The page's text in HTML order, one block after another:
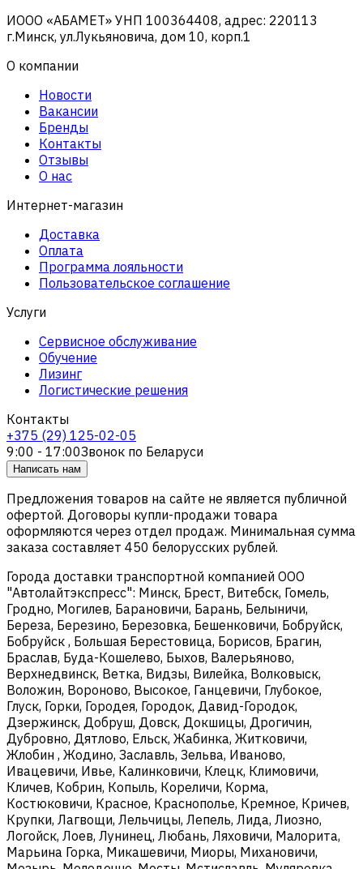
ИООО «АБАМЕТ» УНП 100364408, адрес: 220113
г.Минск, ул.Лукьяновича, дом 10, корп.1
О компании
Новости
Вакансии
Бренды
Контакты
Отзывы
О нас
Интернет-магазин
Доставка
Оплата
Программа лояльности
Пользовательское соглашение
Услуги
Сервисное обслуживание
Обучение
Лизинг
Логистические решения
Контакты
+375 (29) 125-02-05
9:00 - 17:00Звонок по Беларуси
Написать нам
Предложения товаров на сайте не является публичной
офертой. Договоры купли-продажи товара
оформляются через отдел продаж. Минимальная сумма
заказа составляет 450 белорусских рублей.
Города доставки транспортной компанией ООО
"Автолайтэкспресс": Минск, Брест, Витебск, Гомель,
Гродно, Могилев, Барановичи, Барань, Белыничи,
Береза, Березино, Березовка, Бешенковичи, Бобруйск,
Бобруйск , Большая Берестовица, Борисов, Брагин,
Браслав, Буда-Кошелево, Быхов, Валерьяново,
Верхнедвинск, Ветка, Видзы, Вилейка, Волковыск,
Воложин, Вороново, Высокое, Ганцевичи, Глубокое,
Глуск, Горки, Городея, Городок, Давид-Городок,
Дзержинск, Добруш, Довск, Докшицы, Дрогичин,
Дубровно, Дятлово, Ельск, Жабинка, Житковичи,
Жлобин , Жодино, Заславль, Зельва, Иваново,
Ивацевичи, Ивье, Калинковичи, Клецк, Климовичи,
Кличев, Кобрин, Копыль, Кореличи, Корма,
Костюковичи, Красное, Краснополье, Кремное, Кричев,
Крупки, Лагвощи, Лельчицы, Лепель, Лида, Лиозно,
Логойск, Лоев, Лунинец, Любань, Ляховичи, Малорита,
Марьина Горка, Микашевичи, Миоры, Михановичи,